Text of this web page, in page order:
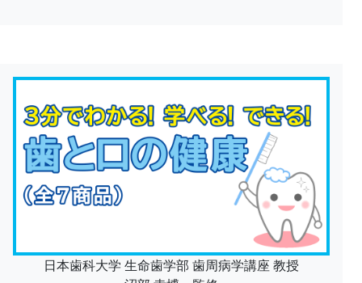
日本歯科大学 生命歯学部 歯周病学講座 教授